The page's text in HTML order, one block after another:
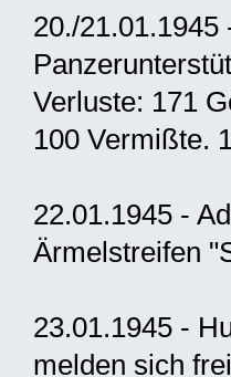
20./
Verluste: 171
100 Vermißte.
22.01.1945 -
Ärmelstreifen
23.01.1945 -
melden sich